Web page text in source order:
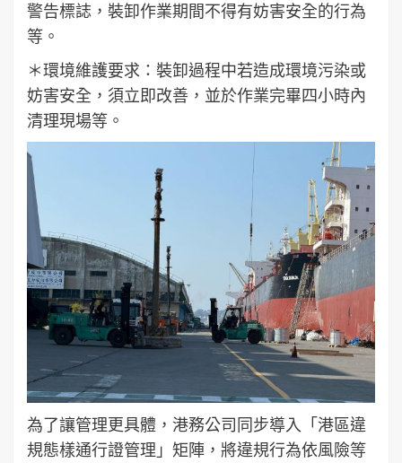
警告標誌，裝卸作業期間不得有妨害安全的行為
等。
＊環境維護要求：裝卸過程中若造成環境污染或
妨害安全，須立即改善，並於作業完畢四小時內
清理現場等。
為了讓管理更具體，港務公司同步導入「港區違
規態樣通行證管理」矩陣，將違規行為依風險等